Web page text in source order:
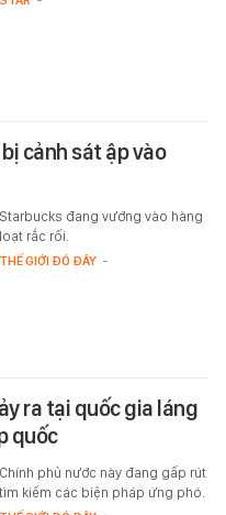
cảnh sát ập vào
Starbucks đang vướng vào hàng
loạt rắc rối.
THẾ GIỚI ĐÓ ĐÂY -
ra tại quốc gia láng
quốc
Chính phủ nước này đang gấp rút
tìm kiếm các biện pháp ứng phó.